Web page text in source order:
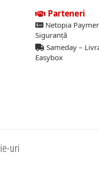
Parteneri
Netopia
Siguranță
Sameday –
Easybox
uri